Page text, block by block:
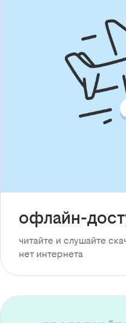
офлайн-
читайте и слушайте
нет интернета